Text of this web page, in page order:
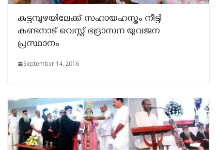
കുട്ടമ്പുഴയിലേക്ക് സഹായഹസ്തം നീട്ടി
കണ്ടനാട് വെസ്റ്റ് ഭദ്രാസന യുവജന
പ്രസ്ഥാനം
September 14, 2016